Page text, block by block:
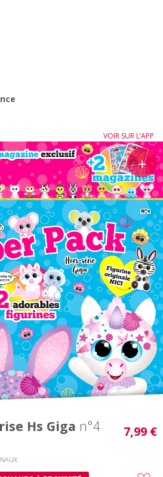
VOIR SUR L’APP
＋
Hs Giga n°4
7,99 €